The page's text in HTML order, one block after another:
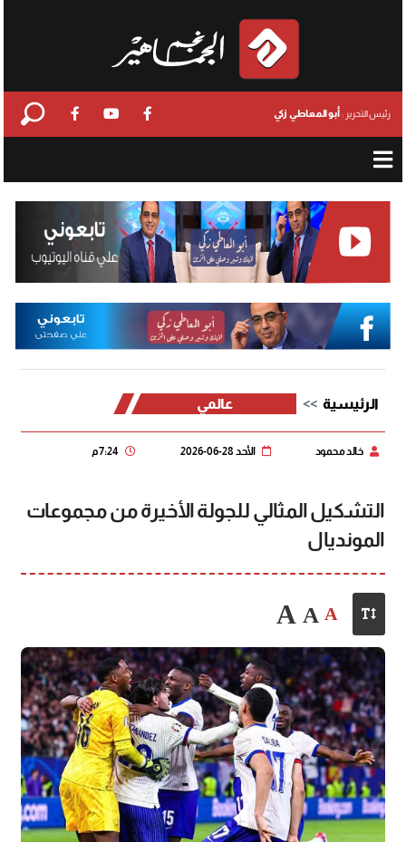
رئيس التحرير : أبو المعاطي زكي
الرئيسية عالمي
خالد محمود الأحد 28-06-2026 7:24 م
التشكيل المثالي للجولة الأخيرة من مجموعات
المونديال
A
A
A